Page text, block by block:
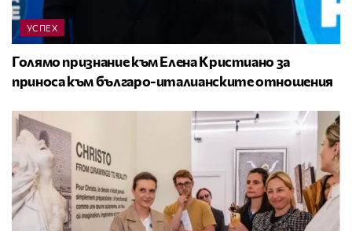
УСПЕХ
Голямо признание към Елена Кристиано за
приноса към българо-италианските отношения